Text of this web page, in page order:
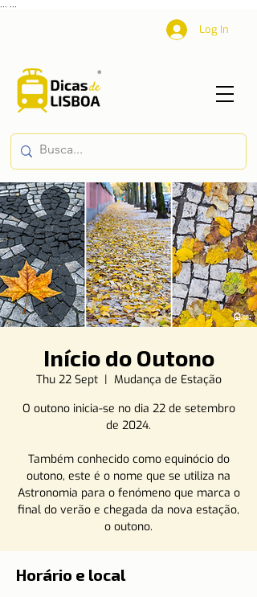
Log In
Início do Outono
Thu 22 Sept
  |
Mudança de Estação
O outono inicia-se no dia 22 de setembro
de 2024.
Também conhecido como equinócio do
outono, este é o nome que se utiliza na
Astronomia para o fenómeno que marca o
final do verão e chegada da nova estação,
o outono.
Horário e local